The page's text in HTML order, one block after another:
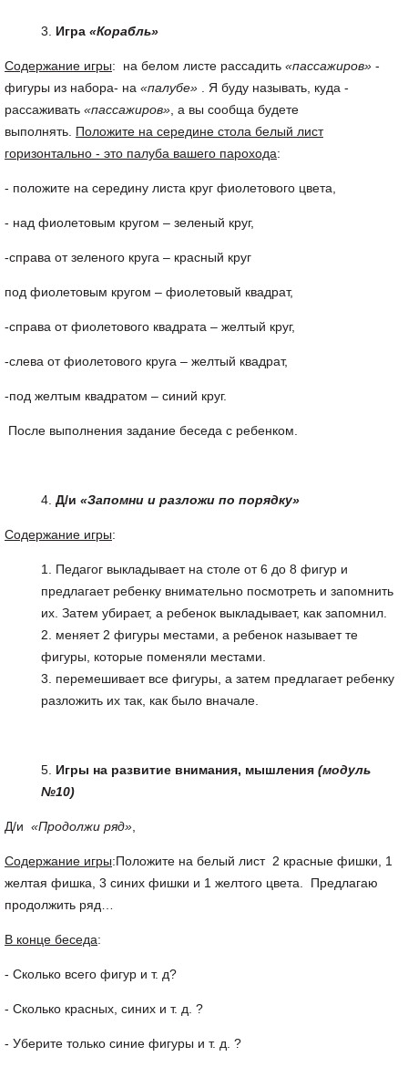
Игра «Корабль»
Содержание игры: на белом листе рассадить «пассажиров» -
фигуры из набора- на «палубе» . Я буду называть, куда -
рассаживать «пассажиров» , а вы сообща будете
выполнять. Положите на середине стола белый лист
горизонтально - это палуба вашего парохода:
- положите на середину листа круг фиолетового цвета,
- над фиолетовым кругом – зеленый круг,
-справа от зеленого круга – красный круг
под фиолетовым кругом – фиолетовый квадрат,
-справа от фиолетового квадрата – желтый круг,
-слева от фиолетового круга – желтый квадрат,
-под желтым квадратом – синий круг.
После выполнения задание беседа с ребенком.
Д/и «Запомни и разложи по порядку»
Содержание игры:
Педагог выкладывает на столе от 6 до 8 фигур и
предлагает ребенку внимательно посмотреть и запомнить
их. Затем убирает, а ребенок выкладывает, как запомнил.
меняет 2 фигуры местами, а ребенок называет те
фигуры, которые поменяли местами.
перемешивает все фигуры, а затем предлагает ребенку
разложить их так, как было вначале.
Игры на развитие внимания, мышления (модуль
№10)
Д/и «Продолжи ряд»
Содержание игры:Положите на белый лист 2 красные фишки, 1
желтая фишка, 3 синих фишки и 1 желтого цвета. Предлагаю
продолжить ряд…
В конце беседа:
- Сколько всего фигур и т. д?
- Сколько красных, синих и т. д. ?
- Уберите только синие фигуры и т. д. ?